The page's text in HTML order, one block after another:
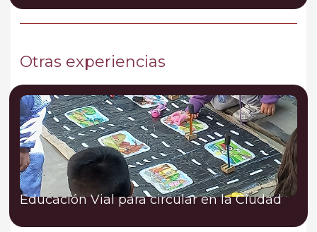
Otras experiencias
Educación Vial para circular en la Ciudad